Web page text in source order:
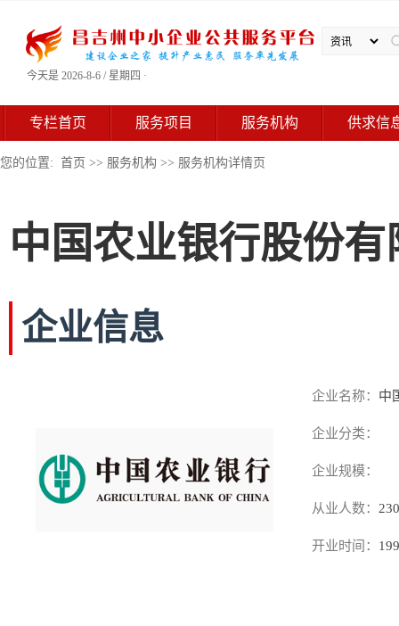
今天是 2026-8-6 / 星期四 ·
专栏首页 服务项目 服务机构 供求信
您的位置: 首页 >> 服务机构 >> 服务机构详情页
中国农业银行股份
企业信息
企业名称： 中
企业分类：
企业规模：
从业人数： 230
开业时间：